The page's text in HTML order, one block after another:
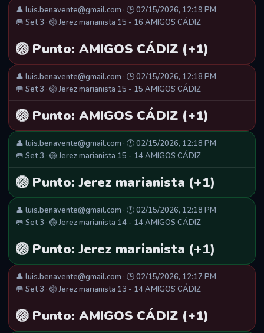
👤 luis.benavente@gmail.com · 🕒 02/15/2026, 12:19 PM
🥅 Set 3 · 🏐 Jerez marianista 15 - 16 AMIGOS CÁDIZ
🏐 Punto: AMIGOS CÁDIZ (+1)
👤 luis.benavente@gmail.com · 🕒 02/15/2026, 12:18 PM
🥅 Set 3 · 🏐 Jerez marianista 15 - 15 AMIGOS CÁDIZ
🏐 Punto: AMIGOS CÁDIZ (+1)
👤 luis.benavente@gmail.com · 🕒 02/15/2026, 12:18 PM
🥅 Set 3 · 🏐 Jerez marianista 15 - 14 AMIGOS CÁDIZ
🏐 Punto: Jerez marianista (+1)
👤 luis.benavente@gmail.com · 🕒 02/15/2026, 12:18 PM
🥅 Set 3 · 🏐 Jerez marianista 14 - 14 AMIGOS CÁDIZ
🏐 Punto: Jerez marianista (+1)
👤 luis.benavente@gmail.com · 🕒 02/15/2026, 12:17 PM
🥅 Set 3 · 🏐 Jerez marianista 13 - 14 AMIGOS CÁDIZ
🏐 Punto: AMIGOS CÁDIZ (+1)